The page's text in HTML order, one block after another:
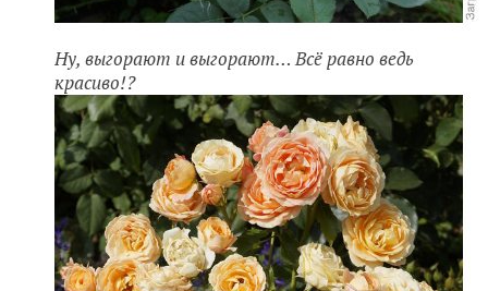
Ну, выгорают и выгорают… Всё равно ведь
красиво!?